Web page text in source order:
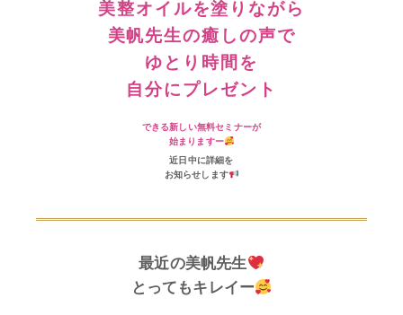
美整オイルを塗りながら
美帆先生の癒しの声で
ゆとり時間を
自分にプレゼント
できる新しい無料セミナーが
始まりますー
近日中に詳細を
お知らせします
最近の美帆先生
とってもキレイー